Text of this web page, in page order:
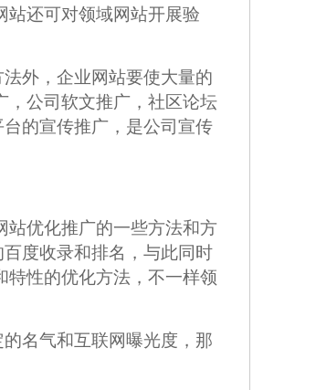
站还可对领域网站开展验
外，企业网站要使大量的
，公司软文推广，社区论坛
的宣传推广，是公司宣传
站优化推广的一些方法和方
度收录和排名，与此同时
特性的优化方法，不一样领
名气和互联网曝光度，那